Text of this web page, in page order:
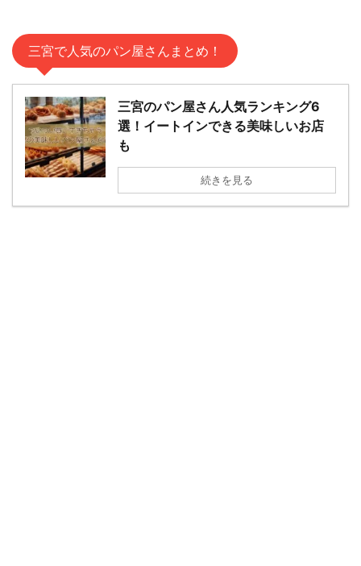
三宮で人気のパン屋さんまとめ！
三宮のパン屋さん人気ランキング6
選！イートインできる美味しいお店
も
続きを見る